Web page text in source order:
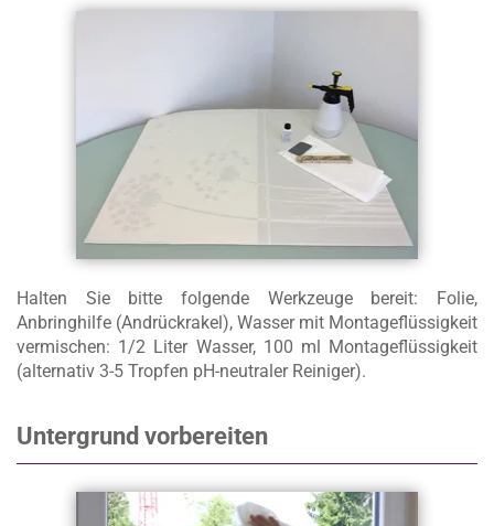
Halten Sie bitte folgende Werkzeuge bereit: Folie,
Anbringhilfe (Andrückrakel), Wasser mit Montageflüssigkeit
vermischen: 1/2 Liter Wasser, 100 ml Montageflüssigkeit
(alternativ 3-5 Tropfen pH-neutraler Reiniger).
Untergrund vorbereiten